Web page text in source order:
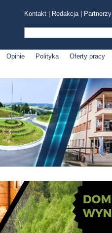
Kontakt Redakcja| Partnerzy
Opinie Polityka Oferty pracy